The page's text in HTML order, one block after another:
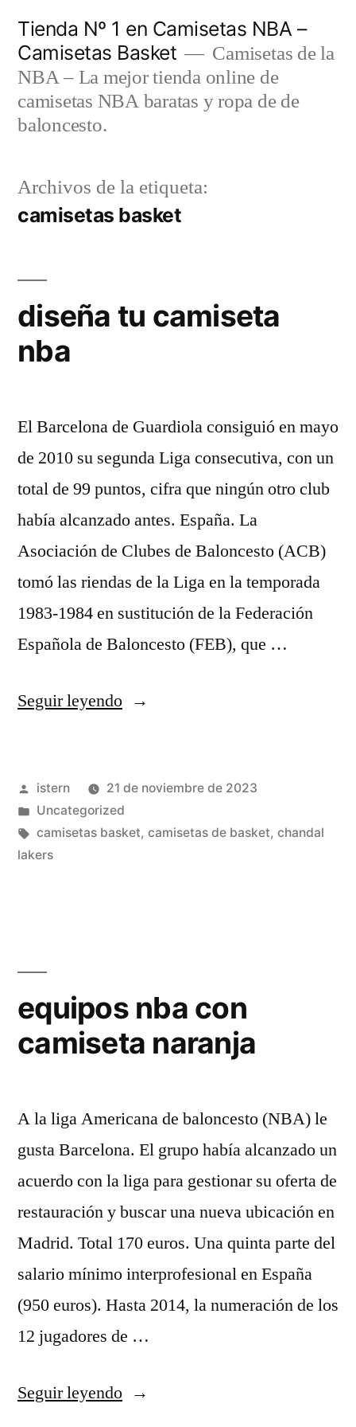
contenido
Tienda Nº 1 en Camisetas NBA –
Camisetas Basket
Camisetas de la
NBA – La mejor tienda online de
camisetas NBA baratas y ropa de de
baloncesto.
Archivos de la etiqueta:
camisetas basket
diseña tu camiseta
nba
El Barcelona de Guardiola consiguió en mayo
de 2010 su segunda Liga consecutiva, con un
total de 99 puntos, cifra que ningún otro club
había alcanzado antes. España. La
Asociación de Clubes de Baloncesto (ACB)
tomó las riendas de la Liga en la temporada
1983-1984 en sustitución de la Federación
Española de Baloncesto (FEB), que …
Seguir leyendo«diseña
nba»
Publicado
por
istern
21 de noviembre de 2023
Publicado
en
Uncategorized
Etiquetas:
camisetas basket, camisetas de basket, chandal
lakers
equipos nba con
camiseta naranja
A la liga Americana de baloncesto (NBA) le
gusta Barcelona. El grupo había alcanzado un
acuerdo con la liga para gestionar su oferta de
restauración y buscar una nueva ubicación en
Madrid. Total 170 euros. Una quinta parte del
salario mínimo interprofesional en España
(950 euros). Hasta 2014, la numeración de los
12 jugadores de …
Seguir leyendo«equipos